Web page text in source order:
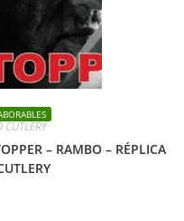
CUTLERY
– RAMBO – RÉPLICA